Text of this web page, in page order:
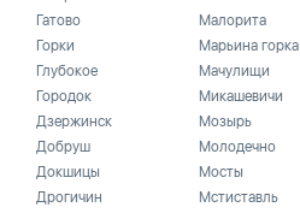
Гатово
Горки
Глубокое
Городок
Дзержинск
Добруш
Докшицы
Дрогичин
Малорита
Марьина горка
Мачулищи
Микашевичи
Мозырь
Молодечно
Мосты
Мстиставль